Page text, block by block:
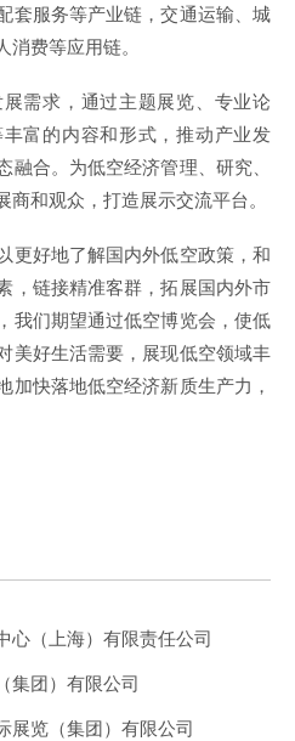
套服务等产业链，交通运输、城
费等应用链。
需求，通过主题展览、专业论
富的内容和形式，推动产业发
融合。为低空经济管理、研究、
和观众，打造展示交流平台。
更好地了解国内外低空政策，和
，链接精准客群，拓展国内外市
我们期望通过低空博览会，使低
美好生活需要，展现低空领域丰
加快落地低空经济新质生产力，
心（上海）有限责任公司
集团）有限公司
展览（集团）有限公司